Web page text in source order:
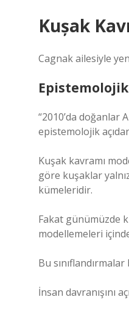
Kușak
Cagnak ailesiyle
“2010’da doğanlar
epistemolojik
Kuşak kavramı
göre kuşaklar
kümeleridir.
Fakat günümüzde
modellemeleri
Bu
İnsan davranışını